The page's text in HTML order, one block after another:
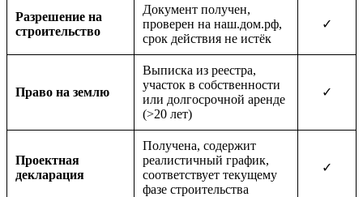
Разрешение на
строительство
Документ получен,
проверен на наш.дом.рф,
срок действия не истёк
✓
Право на землю
Выписка из реестра,
участок в собственности
или долгосрочной аренде
(>20 лет)
✓
Проектная
декларация
Получена, содержит
реалистичный график,
соответствует текущему
фазе строительства
✓